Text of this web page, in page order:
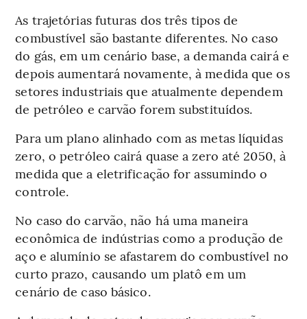
As trajetórias futuras dos três tipos de
combustível são bastante diferentes. No caso
do gás, em um cenário base, a demanda cairá e
depois aumentará novamente, à medida que os
setores industriais que atualmente dependem
de petróleo e carvão forem substituídos.
Para um plano alinhado com as metas líquidas
zero, o petróleo cairá quase a zero até 2050, à
medida que a eletrificação for assumindo o
controle.
No caso do carvão, não há uma maneira
econômica de indústrias como a produção de
aço e alumínio se afastarem do combustível no
curto prazo, causando um platô em um
cenário de caso básico.